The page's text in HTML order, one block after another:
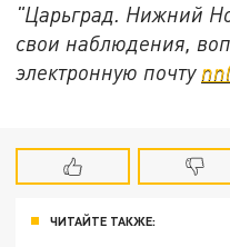
"Царьград. Нижний
свои наблюдения,
электронную почту
ЧИТАЙТЕ ТАКЖЕ: